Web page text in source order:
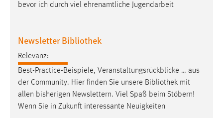
bevor ich durch viel ehrenamtliche Jugendarbeit
Newsletter Bibliothek
Relevanz:
Best-Practice-Beispiele, Veranstaltungsrückblicke … aus
der Community. Hier finden Sie unsere Bibliothek mit
allen bisherigen Newslettern. Viel Spaß beim Stöbern!
Wenn Sie in Zukunft interessante Neuigkeiten